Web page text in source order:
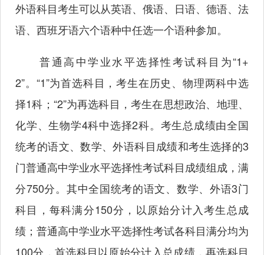
外语科目考生可以从英语、俄语、日语、德语、法
语、西班牙语六个语种中任选一个语种参加。
普通高中学业水平选择性考试科目为“1+
2”。“1”为首选科目，考生在历史、物理两科中选
择1科；“2”为再选科目，考生在思想政治、地理、
化学、生物学4科中选择2科。考生总成绩由全国
统考的语文、数学、外语科目成绩和考生选择的3
门普通高中学业水平选择性考试科目成绩组成，满
分750分。其中全国统考的语文、数学、外语3门
科目，每科满分150分，以原始分计入考生总成
绩；普通高中学业水平选择性考试各科目满分均为
100分，首选科目以原始分计入总成绩，再选科目